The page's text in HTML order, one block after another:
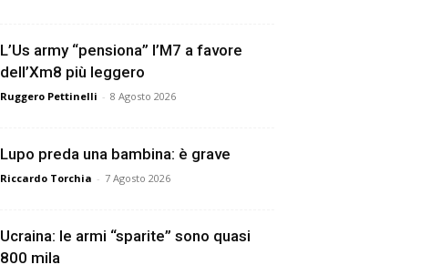
L’Us army “pensiona” l’M7 a favore
dell’Xm8 più leggero
Ruggero Pettinelli - 8 Agosto 2026
Lupo preda una bambina: è grave
Riccardo Torchia - 7 Agosto 2026
Ucraina: le armi “sparite” sono quasi
800 mila